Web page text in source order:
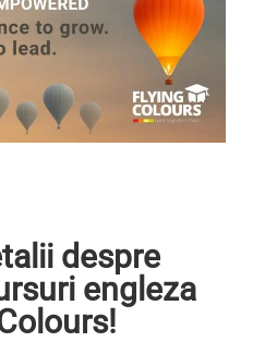
despre
engleza